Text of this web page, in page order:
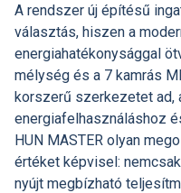
A rendszer új építésű
választás, hiszen a
energiahatékonysággal
mélység és a 7 kamrás
korszerű szerkezetet ad,
energiafelhasználáshoz
HUN MASTER olyan
értéket képvisel:
nyújt megbízható